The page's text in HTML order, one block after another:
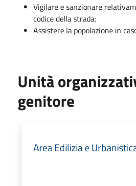
Vigilare e sanzionare
codice della strada;
Assistere la popolazione in
Unità
genitore
Area Edilizia e